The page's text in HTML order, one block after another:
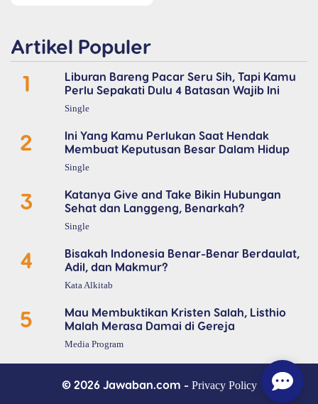
Artikel Populer
1
Liburan Bareng Pacar Seru Sih, Tapi Kamu
Perlu Sepakati Dulu 4 Batasan Wajib Ini
Single
2
Ini Yang Kamu Perlukan Saat Hendak
Membuat Keputusan Besar Dalam Hidup
Single
3
Katanya Give and Take Bikin Hubungan
Sehat dan Langgeng, Benarkah?
Single
4
Bisakah Indonesia Benar-Benar Berdaulat,
Adil, dan Makmur?
Kata Alkitab
5
Mau Membuktikan Kristen Salah, Listhio
Malah Merasa Damai di Gereja
Media Program
© 2026 Jawaban.com - Privacy Policy